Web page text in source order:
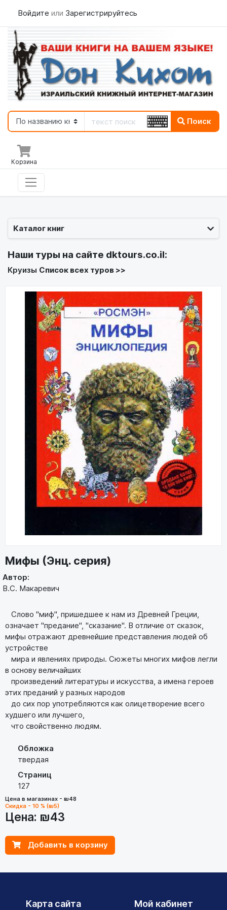
Войдите или Зарегистрируйтесь
Поиск
Корзина
Каталог книг
Наши туры на сайте dktours.co.il:
Круизы Список всех туров >>
Мифы (Энц. серия)
Автор:
В.С. Макаревич
Слово "миф", пришедшее к нам из Древней Греции,
означает "предание", "сказание". В отличие от сказок,
мифы отражают древнейшие представления людей об
устройстве
мира и явлениях природы. Сюжеты многих мифов легли
в основу величайших
произведений литературы и искусства, а имена героев
этих преданий у разных народов
до сих пор употребляются как олицетворение всего
худшего или лучшего,
что свойственно людям.
Обложка
твердая
Страниц
127
Цена в магазинах - ₪48
Скидка - 10 % (₪5)
Цена: ₪43
Добавить в корзину
Карта сайта Мой кабинет